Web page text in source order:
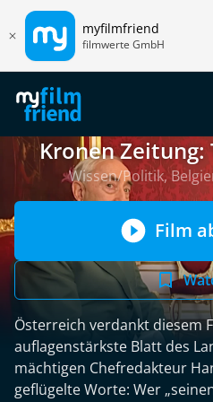
myfilmfriend
filmwerte GmbH
Kronen Zeitung:
Wissen/Politik,
Film
Österreich verdankt diesem
auflagenstärkste Blatt des
mächtigen Chefredakteur
geflügelte Worte: Wer